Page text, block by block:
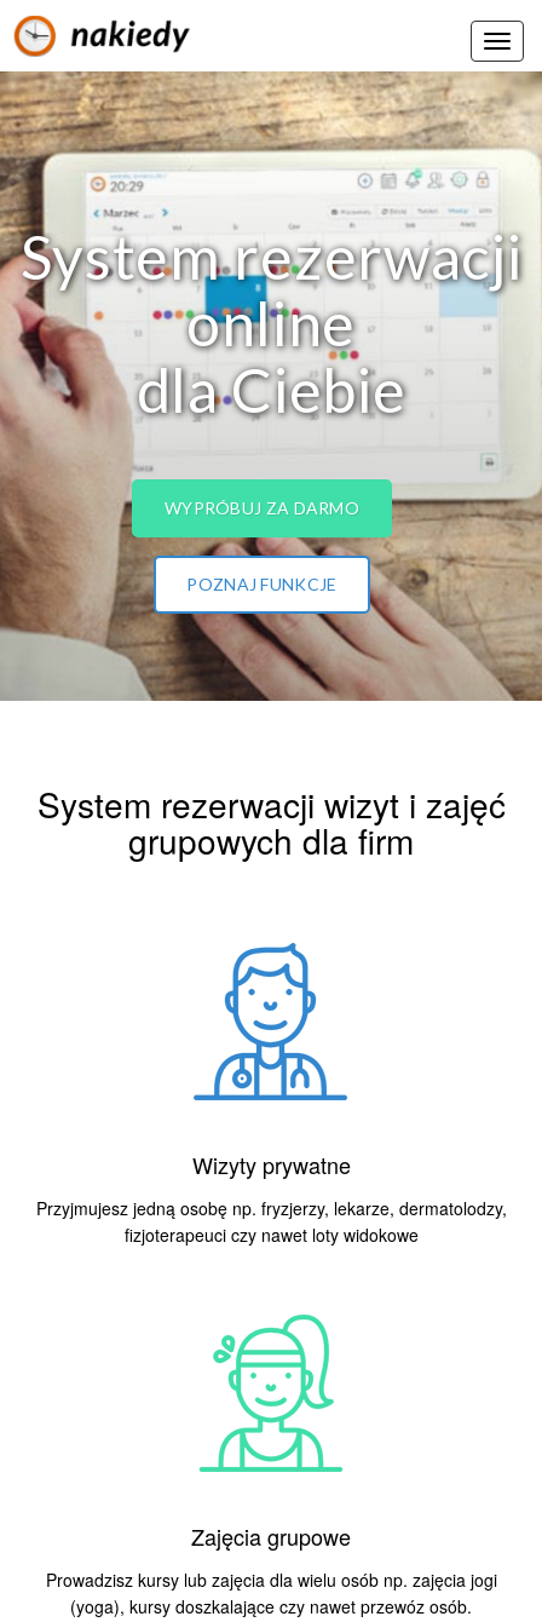
System rezerwacji
online
dla Ciebie
WYPRÓBUJ ZA DARMO
POZNAJ FUNKCJE
System rezerwacji wizyt i zajęć
grupowych dla firm
Wizyty prywatne
Przyjmujesz jedną osobę np. fryzjerzy, lekarze, dermatolodzy,
fizjoterapeuci czy nawet loty widokowe
Zajęcia grupowe
Prowadzisz kursy lub zajęcia dla wielu osób np. zajęcia jogi
(yoga), kursy doszkalające czy nawet przewóz osób.